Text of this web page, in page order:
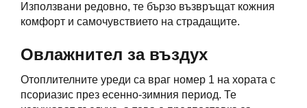
Използвани редовно, те бързо възвръщат кожния
комфорт и самочувствието на страдащите.
Овлажнител за въздух
Отоплителните уреди са враг номер 1 на хората с
псориазис през есенно-зимния период. Те